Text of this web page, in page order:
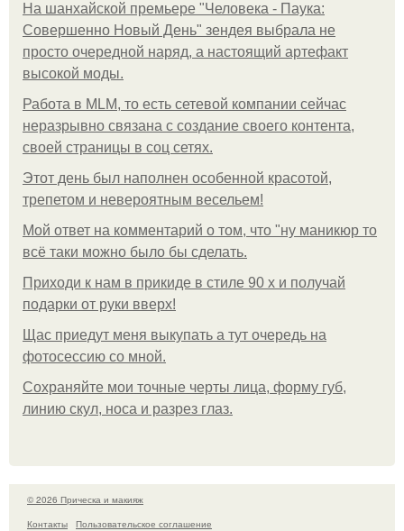
На шанхайской премьере "Человека - Паука:
Совершенно Новый День" зендея выбрала не
просто очередной наряд, а настоящий артефакт
высокой моды.
Работа в MLM, то есть сетевой компании сейчас
неразрывно связана с создание своего контента,
своей страницы в соц сетях.
Этот день был наполнен особенной красотой,
трепетом и невероятным весельем!
Мой ответ на комментарий о том, что "ну маникюр то
всё таки можно было бы сделать.
Приходи к нам в прикиде в стиле 90 х и получай
подарки от руки вверх!
Щас приедут меня выкупать а тут очередь на
фотосессию со мной.
Сохраняйте мои точные черты лица, форму губ,
линию скул, носа и разрез глаз.
© 2026 Прическа и макияж
Контакты
Пользовательское соглашение